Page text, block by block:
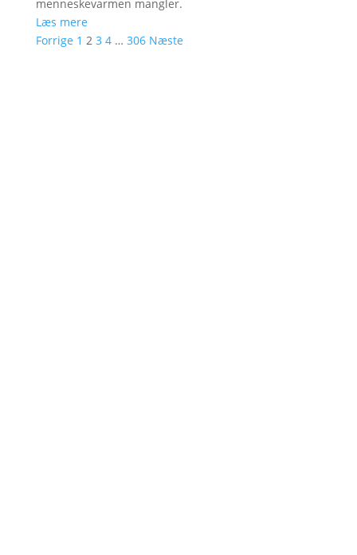
menneskevarmen mangler.
Læs mere
Forrige 1 2 3 4 … 306 Næste